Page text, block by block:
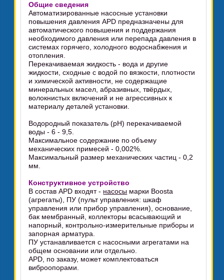
Общие сведения
Автоматизированные насосные установки
повышения давления APD предназначены для
автоматического повышения и поддержания
необходимого давления или перепада давления в
системах горячего, холодного водоснабжения и
отопления.
Перекачиваемая жидкость - вода и другие
жидкости, сходные с водой по вязкости, плотности
и химической активности, не содержащие
минеральных масел, абразивных, твёрдых,
волокнистых включений и не агрессивных к
материалу деталей установки.
Водородный показатель (pH) перекачиваемой
воды - 6 - 9,5.
Максимальное содержание по объему
механических примесей - 0,002%.
Максимальный размер механических частиц - 0,2
мм.
Конструктивное устройство
В состав APD входят - насосы марки Boosta
(агрегаты), ПУ (пульт управления: шкаф
управления или прибор управления), основание,
бак мембранный, коллекторы всасывающий и
напорный, контрольно-измерительные приборы и
запорная арматура.
ПУ устанавливается с насосными агрегатами на
общем основании или отдельно.
APD, по заказу, может комплектоваться
виброопорами.